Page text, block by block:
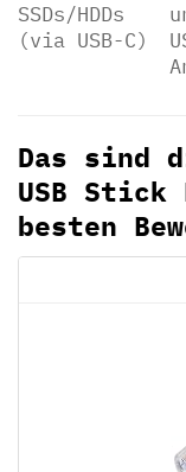
SSDs/HDDs
(via USB-C)
Das sind
USB
besten